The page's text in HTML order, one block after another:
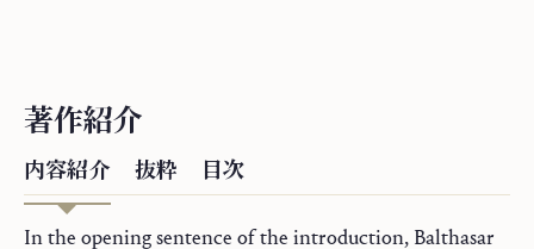
著作紹介
内容紹介 抜粋 目次
In the opening sentence of the introduction, Balthasar